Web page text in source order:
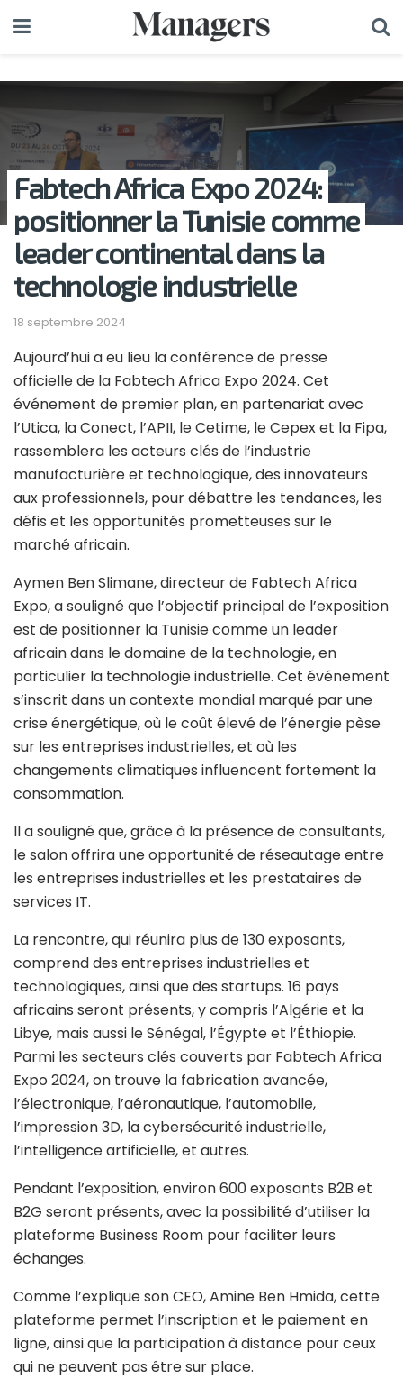
Fabtech Africa Expo 2024:
positionner la Tunisie comme
leader continental dans la
technologie industrielle
18 septembre 2024
Aujourd’hui a eu lieu la conférence de presse
officielle de la Fabtech Africa Expo 2024. Cet
événement de premier plan, en partenariat avec
l’Utica, la Conect, l’APII, le Cetime, le Cepex et la Fipa,
rassemblera les acteurs clés de l’industrie
manufacturière et technologique, des innovateurs
aux professionnels, pour débattre les tendances, les
défis et les opportunités prometteuses sur le
marché africain.
Aymen Ben Slimane, directeur de Fabtech Africa
Expo, a souligné que l’objectif principal de l’exposition
est de positionner la Tunisie comme un leader
africain dans le domaine de la technologie, en
particulier la technologie industrielle. Cet événement
s’inscrit dans un contexte mondial marqué par une
crise énergétique, où le coût élevé de l’énergie pèse
sur les entreprises industrielles, et où les
changements climatiques influencent fortement la
consommation.
Il a souligné que, grâce à la présence de consultants,
le salon offrira une opportunité de réseautage entre
les entreprises industrielles et les prestataires de
services IT.
La rencontre, qui réunira plus de 130 exposants,
comprend des entreprises industrielles et
technologiques, ainsi que des startups. 16 pays
africains seront présents, y compris l’Algérie et la
Libye, mais aussi le Sénégal, l’Égypte et l’Éthiopie.
Parmi les secteurs clés couverts par Fabtech Africa
Expo 2024, on trouve la fabrication avancée,
l’électronique, l’aéronautique, l’automobile,
l’impression 3D, la cybersécurité industrielle,
l’intelligence artificielle, et autres.
Pendant l’exposition, environ 600 exposants B2B et
B2G seront présents, avec la possibilité d’utiliser la
plateforme Business Room pour faciliter leurs
échanges.
Comme l’explique son CEO, Amine Ben Hmida, cette
plateforme permet l’inscription et le paiement en
ligne, ainsi que la participation à distance pour ceux
qui ne peuvent pas être sur place.